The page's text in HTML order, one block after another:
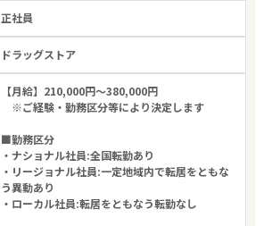
正社員
ドラッグストア
【月給】210,000円～380,000円
※ご経験・勤務区分等により決定します
■勤務区分
・ナショナル社員:全国転勤あり
・リージョナル社員:一定地域内で転居をともな
う異動あり
・ローカル社員:転居をともなう転勤なし